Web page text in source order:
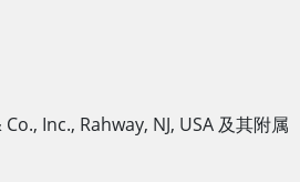
Inc., Rahway, NJ, USA 及其附属